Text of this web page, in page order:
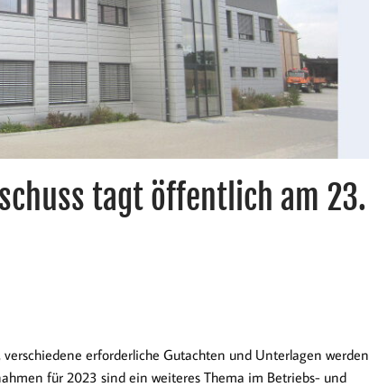
tagt öffentlich am 23.
erforderliche Gutachten und Unterlagen werden
für 2023 sind ein weiteres Thema im Betriebs- und